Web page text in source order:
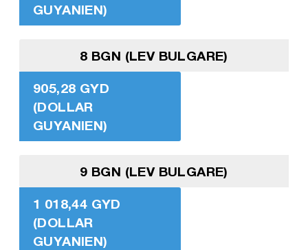
GUYANIEN)
8 BGN (LEV BULGARE)
905,28 GYD
(DOLLAR
GUYANIEN)
9 BGN (LEV BULGARE)
1 018,44 GYD
(DOLLAR
GUYANIEN)